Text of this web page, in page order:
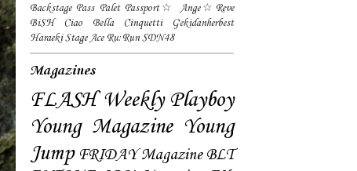
Backstage Pass Palet Passport☆
Ange☆Reve
BiSH
Ciao Bella Cinquetti
Gekidanherbest
Haraeki Stage Ace Ru:Run SDN48
Magazines
FLASH Weekly Playboy
Young Magazine Young
Jump FRIDAY Magazine BLT